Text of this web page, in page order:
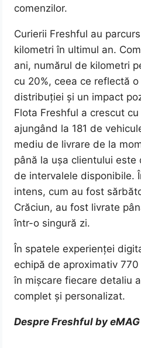
comenzilor.
Curierii Freshful au
kilometri în ultimul an.
ani, numărul de kilometri
cu 20%, ceea ce reflectă
distribuției și un impact
Flota Freshful a crescut
ajungând la 181 de
mediu de livrare de la
până la ușa clientului
de intervalele disponibile.
intens, cum au fost
Crăciun, au fost livrate
într-o singură zi.
În spatele experienței
echipă de aproximativ
în mișcare fiecare detaliu
complet și personalizat.
Despre Freshful by eMAG